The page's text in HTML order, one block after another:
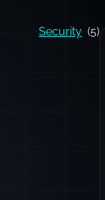
Security (5)